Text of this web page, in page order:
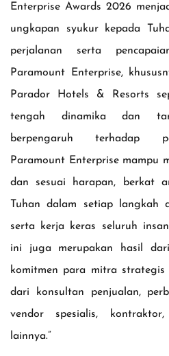
Enterprise Awards 2026
ungkapan syukur kepada
perjalanan serta
Paramount Enterprise,
Parador Hotels & Resorts
tengah dinamika dan
berpengaruh terhadap
Paramount Enterprise mampu
dan sesuai harapan, berkat
Tuhan dalam setiap langkah
serta kerja keras seluruh
ini juga merupakan hasil
komitmen para mitra
dari konsultan penjualan,
vendor spesialis,
lainnya.”